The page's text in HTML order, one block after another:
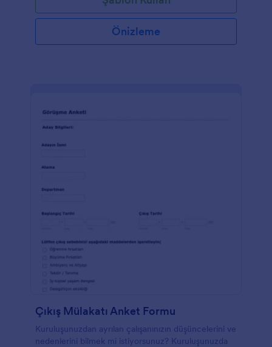
Önizleme
Çıkış Mülakatı Anket Formu
Kuruluşunuzdan ayrılan çalışanınızın düşüncelerini ve
nedenlerini bilmek mi istiyorsunuz? Kuruluşunuzda